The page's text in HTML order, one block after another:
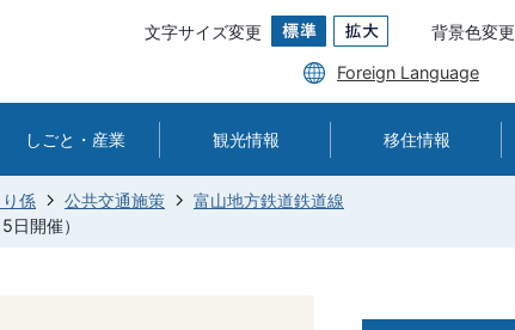
文字サイズ変更 背景色変更
Foreign Language
しごと・産業 観光情報 移住情報
係 公共交通施策
富山地方鉄道鉄道線
開催）